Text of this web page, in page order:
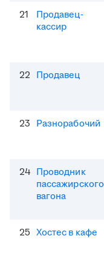
21
Продавец-
кассир
22 Продавец
23 Разнорабочий
24 Проводник
пассажирского
вагона
25 Хостес в кафе